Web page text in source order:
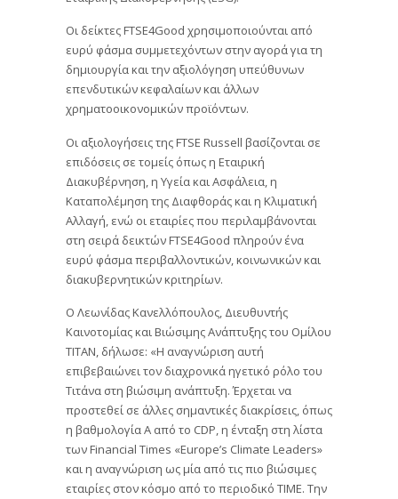
Οι δείκτες FTSE4Good χρησιμοποιούνται από
ευρύ φάσμα συμμετεχόντων στην αγορά για τη
δημιουργία και την αξιολόγηση υπεύθυνων
επενδυτικών κεφαλαίων και άλλων
χρηματοοικονομικών προϊόντων.
Οι αξιολογήσεις της FTSE Russell βασίζονται σε
επιδόσεις σε τομείς όπως η Εταιρική
Διακυβέρνηση, η Υγεία και Ασφάλεια, η
Καταπολέμηση της Διαφθοράς και η Κλιματική
Αλλαγή, ενώ οι εταιρίες που περιλαμβάνονται
στη σειρά δεικτών FTSE4Good πληρούν ένα
ευρύ φάσμα περιβαλλοντικών, κοινωνικών και
διακυβερνητικών κριτηρίων.
Ο Λεωνίδας Κανελλόπουλος, Διευθυντής
Καινοτομίας και Βιώσιμης Ανάπτυξης του Ομίλου
TITAN, δήλωσε: «Η αναγνώριση αυτή
επιβεβαιώνει τον διαχρονικά ηγετικό ρόλο του
Τιτάνα στη βιώσιμη ανάπτυξη. Έρχεται να
προστεθεί σε άλλες σημαντικές διακρίσεις, όπως
η βαθμολογία Α από το CDP, η ένταξη στη λίστα
των Financial Times «Europe’s Climate Leaders»
και η αναγνώριση ως μία από τις πιο βιώσιμες
εταιρίες στον κόσμο από το περιοδικό TIME. Την